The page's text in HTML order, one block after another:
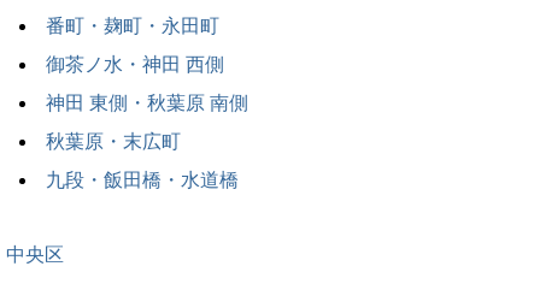
番町・麹町・永田町
御茶ノ水・神田 西側
神田 東側・秋葉原 南側
秋葉原・末広町
九段・飯田橋・水道橋
中央区